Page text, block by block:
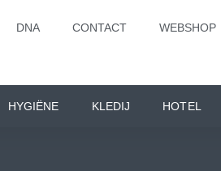
DNA CONTACT WEBSHOP
HYGIËNE KLEDIJ HOTEL